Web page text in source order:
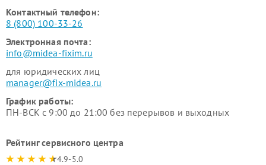
Контактный телефон:
8 (800) 100-33-26
Электронная почта:
info@midea-fixim.ru
для юридических лиц
manager@fix-midea.ru
График работы:
ПН-ВСК с 9:00 до 21:00 без перерывов и выходных
Рейтинг сервисного центра
4.9-5.0